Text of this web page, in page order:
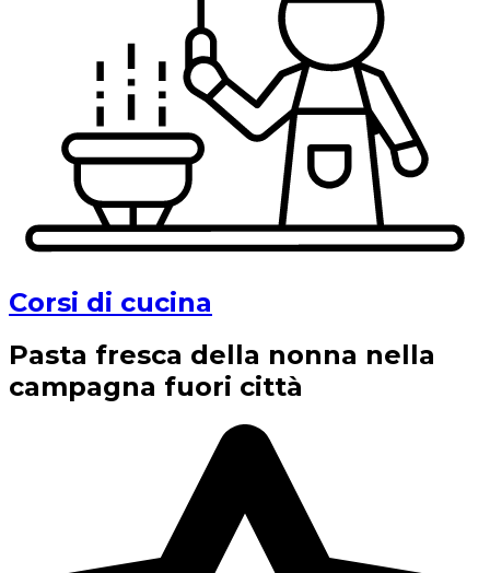
Corsi di cucina
Pasta fresca della nonna nella
campagna fuori città